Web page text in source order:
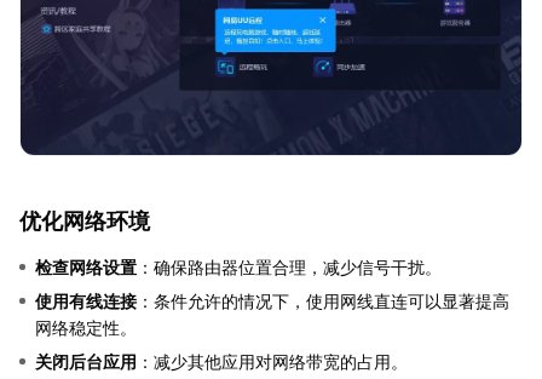
优化网络环境
检查网络设置 ：确保路由器位置合理，减少信号干扰。
使用有线连接 ：条件允许的情况下，使用网线直连可以显著提高
网络稳定性。
关闭后台应用 ：减少其他应用对网络带宽的占用。